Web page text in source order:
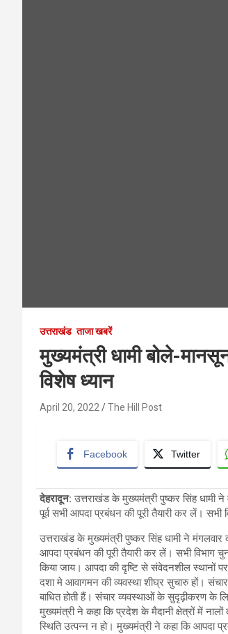
उत्तराखंड ताजा खबरें
मुख्यमंत्री धामी बोले-
विशेष ध्यान
April 20, 2022 The Hill Post
Facebook Twitter
देहरादून: उत्तराखंड के मुख्यमंत्री पुष्कर सिंह धामी
पूर्व सभी आपदा प्रबंधन की पूरी तैयारी कर लें। सभी
उत्तराखंड के मुख्यमंत्री पुष्कर सिंह धामी ने मंगलवार
आपदा प्रबंधन की पूरी तैयारी कर लें। सभी विभाग
किया जाय। आपदा की दृष्टि से संवेदनशील स्थानों
दशा मे आवागमन की व्यवस्था शीघ्र सुचारु हों।
बाधित होती हैं। संचार व्यवस्थाओं के सुदृढ़ीकरण के
मुख्यमंत्री ने कहा कि प्रदेश के मैदानी क्षेत्रों में
स्थिति उत्पन्न न हो। मुख्यमंत्री ने कहा कि आपदा